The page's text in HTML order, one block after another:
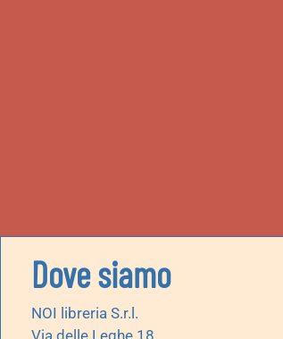
Dove siamo
NOI libreria S.r.l.
Via delle Leghe 18